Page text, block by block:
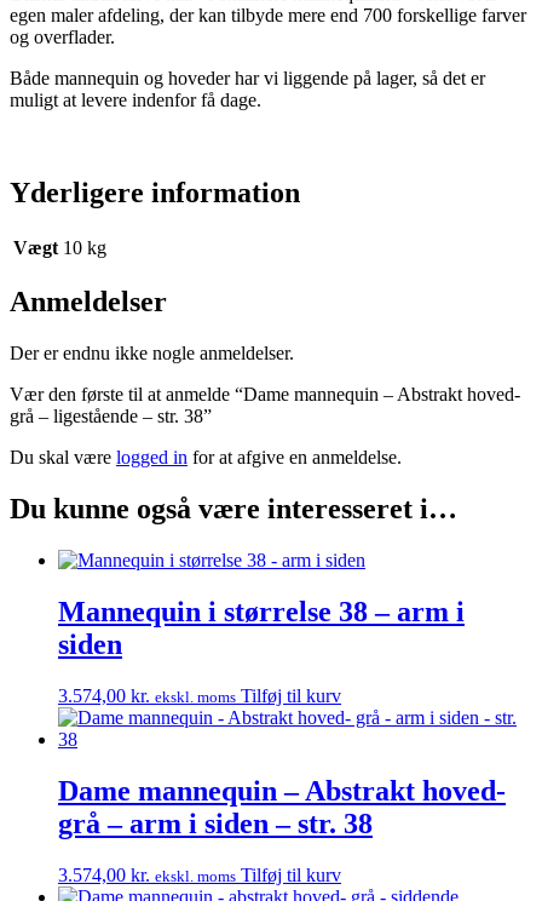
egen maler afdeling, der kan tilbyde mere end 700 forskellige farver
og overflader.
Både mannequin og hoveder har vi liggende på lager, så det er
muligt at levere indenfor få dage.
Yderligere information
Vægt 10 kg
Anmeldelser
Der er endnu ikke nogle anmeldelser.
Vær den første til at anmelde “Dame mannequin – Abstrakt hoved-
grå – ligestående – str. 38”
Du skal være logged in for at afgive en anmeldelse.
Du kunne også være interesseret i…
Mannequin i størrelse 38 – arm i
siden
3.574,00 kr. ekskl. moms Tilføj til kurv
Dame mannequin – Abstrakt hoved-
grå – arm i siden – str. 38
3.574,00 kr. ekskl. moms Tilføj til kurv